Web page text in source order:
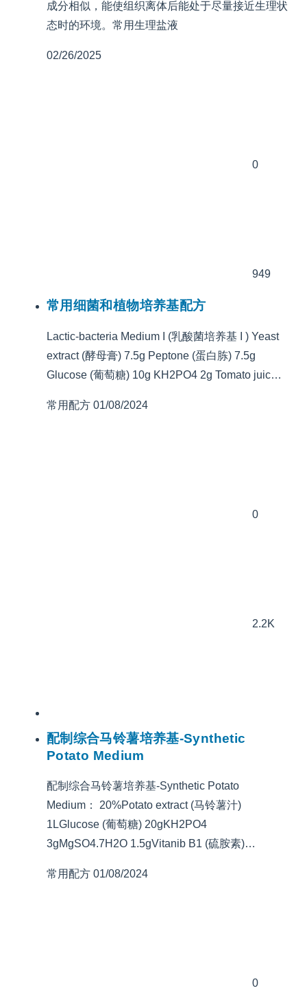
成分相似，能使组织离体后能处于尽量接近生理状
态时的环境。常用生理盐液
02/26/2025
0
949
常用细菌和植物培养基配方
Lactic-bacteria Medium I (乳酸菌培养基 I ) Yeast
extract (酵母膏) 7.5g Peptone (蛋白胨) 7.5g
Glucose (葡萄糖) 10g KH2PO4 2g Tomato juic…
常用配方 01/08/2024
0
2.2K
配制综合马铃薯培养基-Synthetic
Potato Medium
配制综合马铃薯培养基-Synthetic Potato
Medium： 20%Potato extract (马铃薯汁)
1LGlucose (葡萄糖) 20gKH2PO4
3gMgSO4.7H2O 1.5gVitanib B1 (硫胺素)…
常用配方 01/08/2024
0